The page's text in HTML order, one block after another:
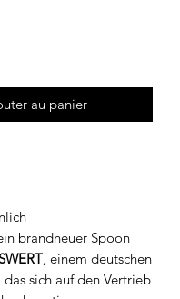
au panier
brandneuer Spoon
, einem deutschen
sich auf den Vertrieb